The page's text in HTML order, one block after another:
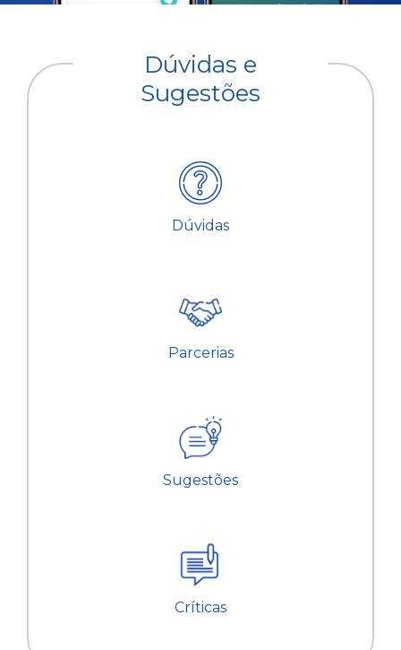
Dúvidas e
Sugestões
Dúvidas
Parcerias
Sugestões
Críticas